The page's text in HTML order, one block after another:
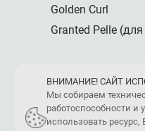
Golden Curl
Granted Pelle (для
ВНИМАНИЕ! САЙТ
Мы собираем
работоспособности
использовать